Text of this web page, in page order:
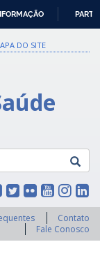
DO SITE
Contato
Fale Conosco